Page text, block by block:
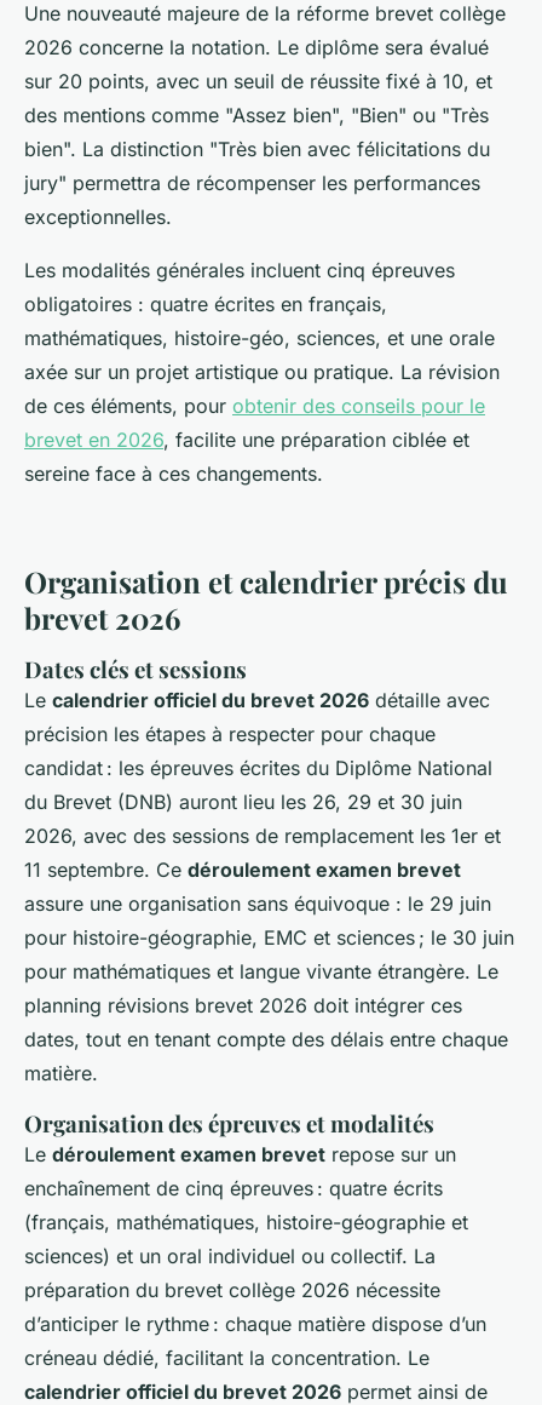
Une nouveauté majeure de la réforme brevet collège
2026 concerne la notation. Le diplôme sera évalué
sur 20 points, avec un seuil de réussite fixé à 10, et
des mentions comme "Assez bien", "Bien" ou "Très
bien". La distinction "Très bien avec félicitations du
jury" permettra de récompenser les performances
exceptionnelles.
Les modalités générales incluent cinq épreuves
obligatoires : quatre écrites en français,
mathématiques, histoire-géo, sciences, et une orale
axée sur un projet artistique ou pratique. La révision
de ces éléments, pour obtenir des conseils pour le
brevet en 2026, facilite une préparation ciblée et
sereine face à ces changements.
Organisation et calendrier précis du
brevet 2026
Dates clés et sessions
Le calendrier officiel du brevet 2026 détaille avec
précision les étapes à respecter pour chaque
candidat : les épreuves écrites du Diplôme National
du Brevet (DNB) auront lieu les 26, 29 et 30 juin
2026, avec des sessions de remplacement les 1er et
11 septembre. Ce déroulement examen brevet
assure une organisation sans équivoque : le 29 juin
pour histoire-géographie, EMC et sciences ; le 30 juin
pour mathématiques et langue vivante étrangère. Le
planning révisions brevet 2026 doit intégrer ces
dates, tout en tenant compte des délais entre chaque
matière.
Organisation des épreuves et modalités
Le déroulement examen brevet repose sur un
enchaînement de cinq épreuves : quatre écrits
(français, mathématiques, histoire-géographie et
sciences) et un oral individuel ou collectif. La
préparation du brevet collège 2026 nécessite
d’anticiper le rythme : chaque matière dispose d’un
créneau dédié, facilitant la concentration. Le
calendrier officiel du brevet 2026 permet ainsi de